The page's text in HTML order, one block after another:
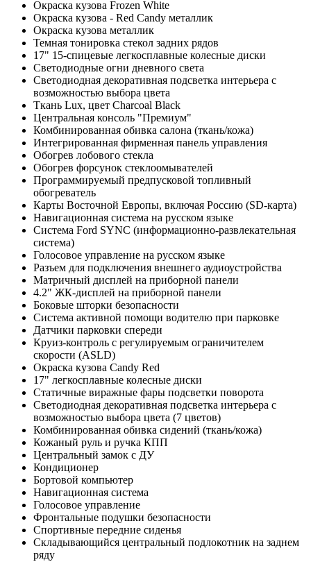
Окраска кузова Frozen White
Окраска кузова - Red Candy металлик
Окраска кузова металлик
Темная тонировка стекол задних рядов
17" 15-спицевые легкосплавные колесные диски
Светодиодные огни дневного света
Светодиодная декоративная подсветка интерьера с
возможностью выбора цвета
Ткань Lux, цвет Сharcoal Black
Центральная консоль "Премиум"
Комбинированная обивка салона (ткань/кожа)
Интегрированная фирменная панель управления
Обогрев лобового стекла
Обогрев форсунок стеклоомывателей
Программируемый предпусковой топливный
обогреватель
Карты Восточной Европы, включая Россию (SD-карта)
Навигационная система на русском языке
Система Ford SYNC (информационно-развлекательная
система)
Голосовое управление на русском языке
Разъем для подключения внешнего аудиоустройства
Матричный дисплей на приборной панели
4.2" ЖК-дисплей на приборной панели
Боковые шторки безопасности
Система активной помощи водителю при парковке
Датчики парковки спереди
Круиз-контроль c регулируемым ограничителем
скорости (ASLD)
Окраска кузова Candy Red
17" легкосплавные колесные диски
Статичные виражные фары подсветки поворота
Светодиодная декоративная подсветка интерьера с
возможностью выбора цвета (7 цветов)
Комбинированная обивка сидений (ткань/кожа)
Кожаный руль и ручка КПП
Центральный замок с ДУ
Кондиционер
Бортовой компьютер
Навигационная система
Голосовое управление
Фронтальные подушки безопасности
Спортивные передние сиденья
Складывающийся центральный подлокотник на заднем
ряду